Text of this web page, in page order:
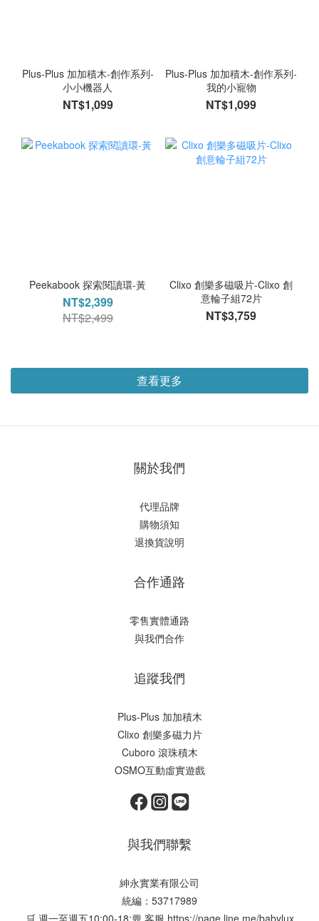
Plus-Plus 加加積木-創作系列-
小小機器人
NT$1,099
Plus-Plus 加加積木-創作系列-
我的小寵物
NT$1,099
Peekabook 探索閱讀環-黃
NT$2,399
NT$2,499
Clixo 創樂多磁吸片-Clixo 創
意輪子組72片
NT$3,759
查看更多
關於我們
代理品牌
購物須知
退換貨說明
合作通路
零售實體通路
與我們合作
追蹤我們
Plus-Plus 加加積木
Clixo 創樂多磁力片
Cuboro 滾珠積木
OSMO互動虛實遊戲
與我們聯繫
紳永實業有限公司
統編：53717989
🛒 週一至週五10:00-18:💬 客服 https://page.line.me/babylux